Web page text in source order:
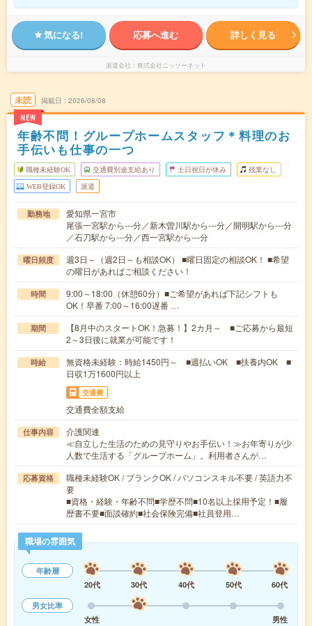
気になる! 応募へ進む 詳しく見る
派遣会社 株式会社ニッソーネット
未読
NEW
掲載日 2026/08/08
年齢不問！グループホームスタッフ＊料理のお
手伝いも仕事の一つ
職種未経験OK 交通費別途支給あり 土日祝日が休み 残業なし
WEB登録OK 派遣
勤務地
愛知県一宮市
尾張一宮駅から---分／新木曽川駅から---分／開明駅から---分
／石刀駅から---分／西一宮駅から---分
曜日頻度
週3日～（週2日～も相談OK） ■曜日固定の相談OK！ ■希望
の曜日があればご相談ください！
時間
9:00～18:00（休憩60分）■ご希望があれば下記シフトも
OK！早番 7:00～16:00遅番 …
期間
【8月中のスタートOK！急募！】2カ月～ ■ご応募から最短
2～3日後に就業が可能です！
時給
無資格未経験：時給1450円～ ■週払いOK ■扶養内OK ■
日収1万1600円以上
交通費
交通費全額支給
仕事内容
介護関連
≪自立した生活のための見守りやお手伝い！≫お年寄りが少
人数で生活する「グループホーム」。利用者さんが…
応募資格
職種未経験OK / ブランクOK / パソコンスキル不要 / 英語力不
要
■資格・経験・年齢不問■学歴不問■10名以上採用予定！■履
歴書不要■面談確約■社会保険完備■社員登用…
職場の雰囲気
年齢層
20代
30代 40代 50代
60代
男女比率
女性
男性